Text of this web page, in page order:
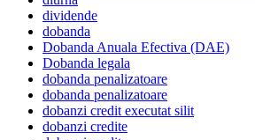
dividende
dobanda
Dobanda Anuala Efectiva (DAE)
Dobanda legala
dobanda penalizatoare
dobanda penalizatoare
dobanzi credit executat silit
dobanzi credite